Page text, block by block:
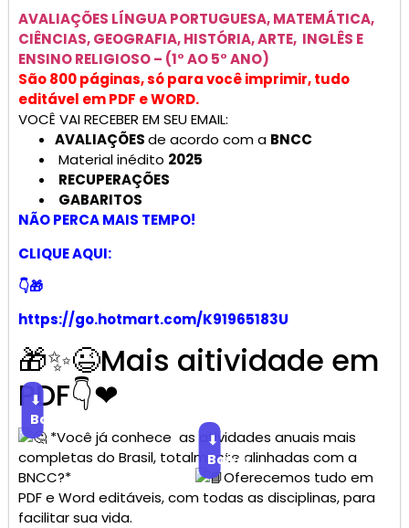
AVALIAÇÕES LÍNGUA PORTUGUESA, MATEMÁTICA,
CIÊNCIAS, GEOGRAFIA, HISTÓRIA, ARTE, INGLÊS E
ENSINO RELIGIOSO – (1° AO 5° ANO)
São 800 páginas, só para você imprimir, tudo
editável em PDF e WORD.
VOCÊ VAI RECEBER EM SEU EMAIL:
AVALIAÇÕESde acordo com a BNCC
Material inédito 2025
RECUPERAÇÕES
GABARITOS
NÃO PERCA MAIS TEMPO!
CLIQUE AQUI:
👇🎁
https://go.hotmart.com/K91965183U
🎁✨😉Mais aitividade em
PDF👇❤
⬇
Baixar
*Você já conhece as atividades anuais mais
completas do Brasil, totalmente alinhadas com a
BNCC?*
⬇
Baixar
Oferecemos tudo em
PDF e Word editáveis, com todas as disciplinas, para
facilitar sua vida.